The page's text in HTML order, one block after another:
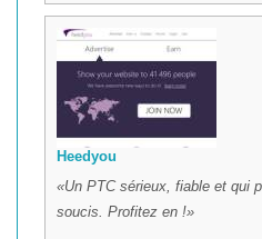
Heedyou
Un PTC sérieux, fiable et qui
soucis. Profitez en !